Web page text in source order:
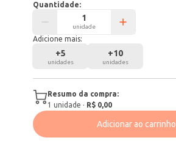
Quantidade:
unidade
Adicione mais:
+5
unidades
+10
unidades
Resumo da compra:
1 unidade · R$ 0,00
Adicionar ao carrinho